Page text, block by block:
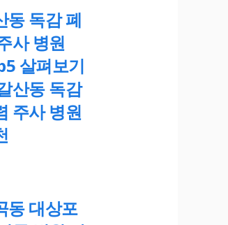
동 독감 폐
사 병원
살펴보기
산동 독감
주사 병원
동 대상포